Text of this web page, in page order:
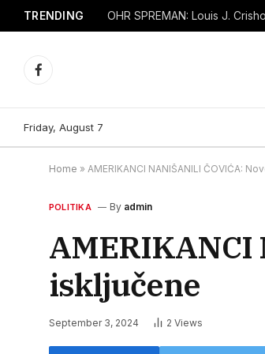
TRENDING
Facebook
Friday, August 7
Home » AMERIKANCI NANIŠANILI ČOVIĆA:
POLITIKA By admin
AMERIKANCI
isključene
September 3, 2024 2 Views